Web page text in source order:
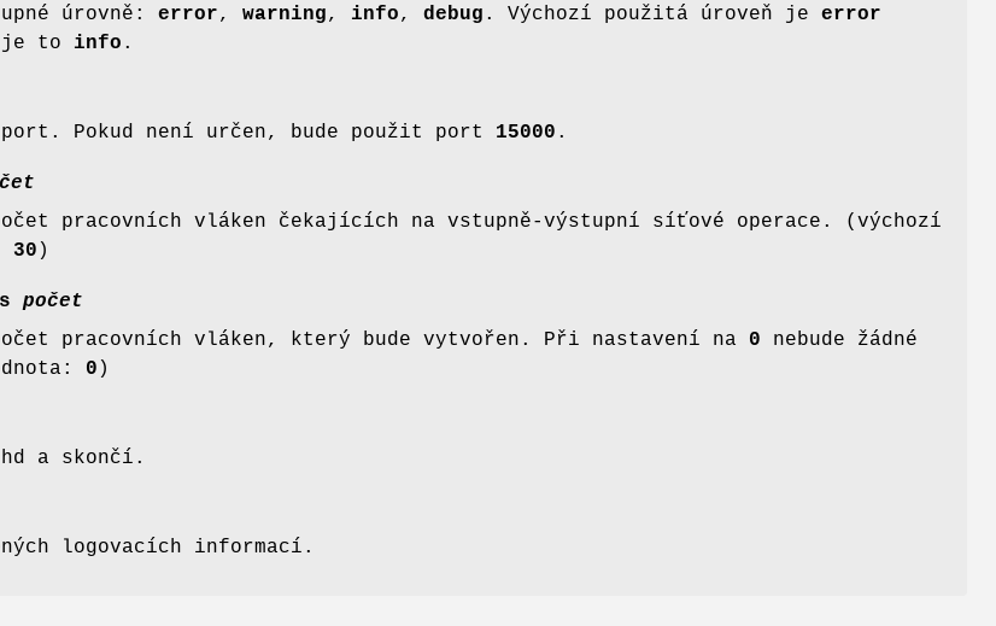
úrovně: error, warning, info, debug . Výchozí použitá úroveň je error
je to info .
Pokud není určen, bude použit port 15000 .
pracovních vláken čekajících na vstupně-výstupní síťové operace. (výchozí
30 )
počet
pracovních vláken, který bude vytvořen. Při nastavení na 0 nebude žádné
0 )
a skončí.
logovacích informací.